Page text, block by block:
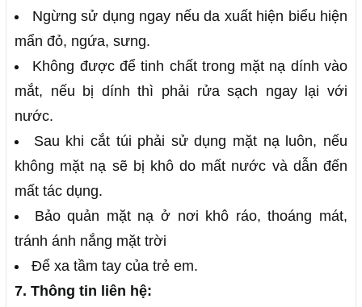
Ngừng sử dụng ngay nếu da xuất hiện biểu hiện
mẩn đỏ, ngứa, sưng.
Không được để tinh chất trong mặt nạ dính vào
mắt, nếu bị dính thì phải rửa sạch ngay lại với
nước.
Sau khi cắt túi phải sử dụng mặt nạ luôn, nếu
không mặt nạ sẽ bị khô do mất nước và dẫn đến
mất tác dụng.
Bảo quản mặt nạ ở nơi khô ráo, thoáng mát,
tránh ánh nắng mặt trời
Để xa tầm tay của trẻ em.
7. Thông tin liên hệ: